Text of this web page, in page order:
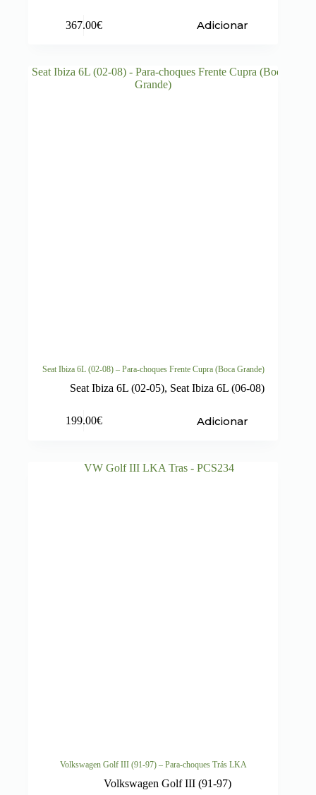
367.00€ Adicionar
Seat Ibiza 6L (02-08) – Para-choques Frente Cupra (Boca Grande)
Seat Ibiza 6L (02-05), Seat Ibiza 6L (06-08)
199.00€ Adicionar
Volkswagen Golf III (91-97) – Para-choques Trás LKA
Volkswagen Golf III (91-97)